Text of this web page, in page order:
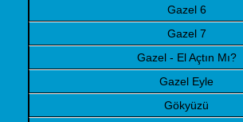
Gazel 6
Gazel 7
Gazel - El Açtın Mı?
Gazel Eyle
Gökyüzü